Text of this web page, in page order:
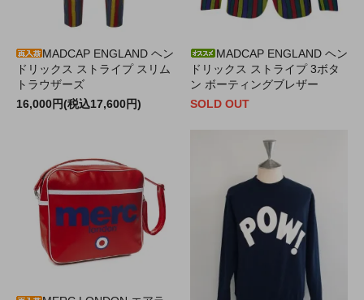
MADCAP ENGLAND ヘン
ドリックス ストライプ スリム
トラウザーズ
16,000円(税込17,600円)
MADCAP ENGLAND ヘン
ドリックス ストライプ 3ボタ
ン ボーティングブレザー
SOLD OUT